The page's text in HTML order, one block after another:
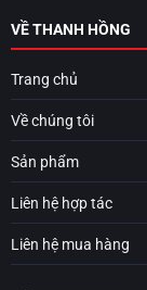
VỀ THANH HỒNG
Trang chủ
Về chúng tôi
Sản phẩm
Liên hệ hợp tác
Liên hệ mua hàng